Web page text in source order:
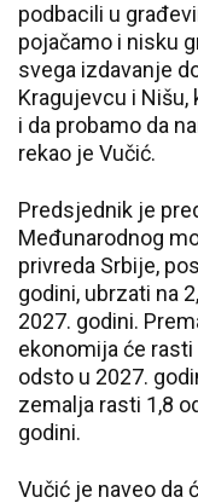
podbacili u
pojačamo i nisku
svega izdavanje
Kragujevcu i
i da probamo da
rekao je Vučić.
Predsjednik je
Međunarodnog
privreda Srbije,
godini, ubrzati na
2027. godini.
ekonomija će rasti
odsto u 2027.
zemalja rasti 1,8
godini.
Vučić je naveo da